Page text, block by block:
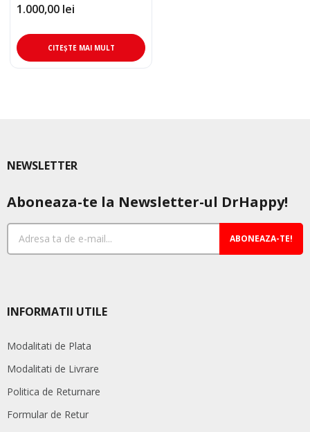
1.000,00 lei
CITEȘTE MAI MULT
NEWSLETTER
Aboneaza-te la Newsletter-ul DrHappy!
ABONEAZA-TE!
INFORMATII UTILE
Modalitati de Plata
Modalitati de Livrare
Politica de Returnare
Formular de Retur